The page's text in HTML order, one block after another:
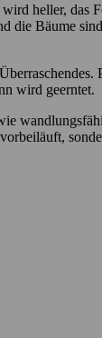
heller, das
die Bäume
wird geerntet.